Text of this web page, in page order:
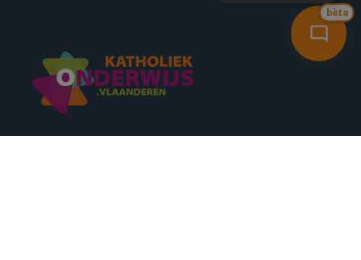
bèta